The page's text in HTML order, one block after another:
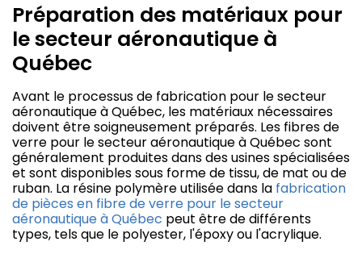
Préparation des matériaux pour
le secteur aéronautique à
Québec
Avant le processus de fabrication pour le secteur
aéronautique à Québec, les matériaux nécessaires
doivent être soigneusement préparés. Les fibres de
verre pour le secteur aéronautique à Québec sont
généralement produites dans des usines spécialisées
et sont disponibles sous forme de tissu, de mat ou de
ruban. La résine polymère utilisée dans la fabrication
de pièces en fibre de verre pour le secteur
aéronautique à Québec peut être de différents
types, tels que le polyester, l'époxy ou l'acrylique.